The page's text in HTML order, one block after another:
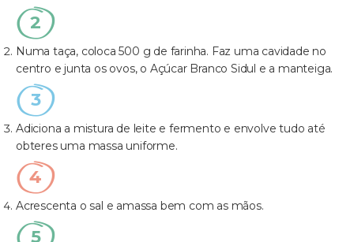
Numa taça, coloca 500 g de farinha. Faz uma cavidade no
centro e junta os ovos, o Açúcar Branco Sidul e a manteiga.
Adiciona a mistura de leite e fermento e envolve tudo até
obteres uma massa uniforme.
Acrescenta o sal e amassa bem com as mãos.